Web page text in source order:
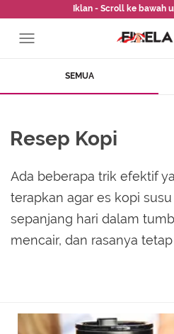
Iklan - Scroll ke bawah
SEMUA
Resep Kopi
Ada beberapa trik efektif
terapkan agar es kopi
sepanjang hari dalam
mencair, dan rasanya